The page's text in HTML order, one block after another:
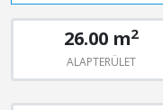
26.00 m2
ALAPTERÜLET